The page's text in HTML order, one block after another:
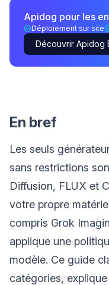
Apidog pour les
Déploiement sur site
Découvrir Apidog
En bref
Les seuls
sans restrictions
Diffusion, FLUX et
votre propre
compris Grok
applique une
modèle. Ce guide
catégories,